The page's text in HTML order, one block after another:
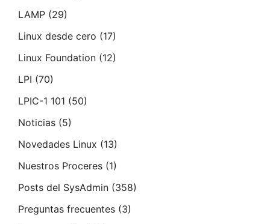
LAMP (29)
Linux desde cero (17)
Linux Foundation (12)
LPI (70)
LPIC-1 101 (50)
Noticias (5)
Novedades Linux (13)
Nuestros Proceres (1)
Posts del SysAdmin (358)
Preguntas frecuentes (3)